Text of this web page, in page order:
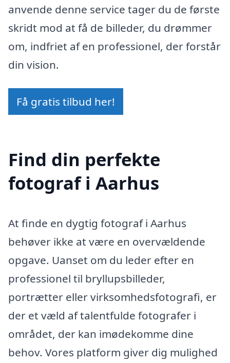
anvende denne service tager du de første
skridt mod at få de billeder, du drømmer
om, indfriet af en professionel, der forstår
din vision.
Få gratis tilbud her!
Find din perfekte
fotograf i Aarhus
At finde en dygtig fotograf i Aarhus
behøver ikke at være en overvældende
opgave. Uanset om du leder efter en
professionel til bryllupsbilleder,
portrætter eller virksomhedsfotografi, er
der et væld af talentfulde fotografer i
området, der kan imødekomme dine
behov. Vores platform giver dig mulighed